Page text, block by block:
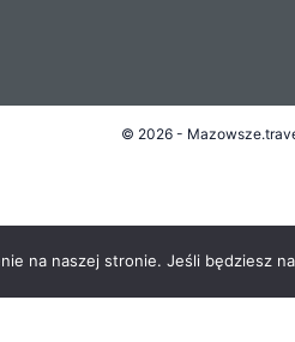
© 2026 -
na naszej stronie. Jeśli będziesz